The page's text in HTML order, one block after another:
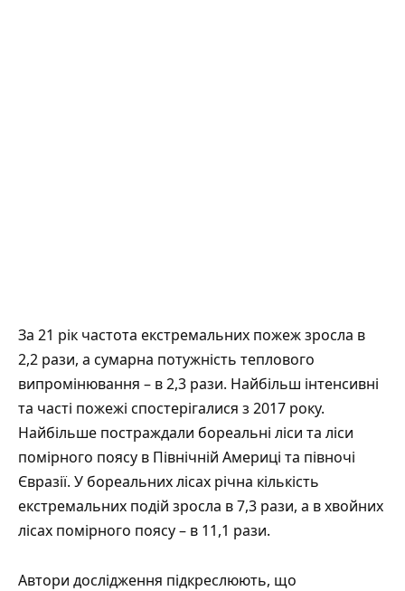
За 21 рік частота екстремальних пожеж зросла в
2,2 рази, а сумарна потужність теплового
випромінювання – в 2,3 рази. Найбільш інтенсивні
та часті пожежі спостерігалися з 2017 року.
Найбільше постраждали бореальні ліси та ліси
помірного поясу в Північній Америці та півночі
Євразії. У бореальних лісах річна кількість
екстремальних подій зросла в 7,3 рази, а в хвойних
лісах помірного поясу – в 11,1 рази.
Автори дослідження підкреслюють, що